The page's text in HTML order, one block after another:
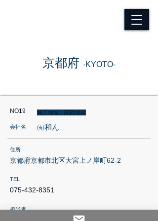
​京都府 -KYOTO-
NO19 施工地域：関西地区
会社名 ㈲和ん
住所
京都府京都市北区大宮上ノ岸町62-2
TEL
075-432-8351
担当者